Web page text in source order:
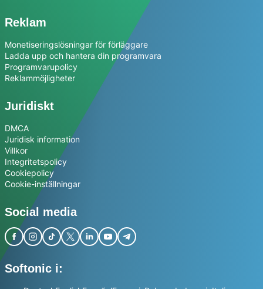
Reklam
Monetiseringslösningar för förläggare
Ladda upp och hantera din programvara
Programvarupolicy
Reklammöjligheter
Juridiskt
DMCA
Juridisk information
Villkor
Integritetspolicy
Cookiepolicy
Cookie-inställningar
Social media
Softonic i: